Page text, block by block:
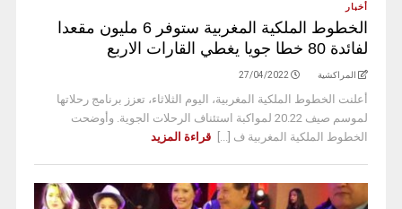
أخبار
الخطوط الملكية المغربية ستوفر 6 مليون مقعدا
لفائدة 80 خطا جويا يغطي القارات الاربع
المراكشية 27/04/2022
أعلنت الخطوط الملكية المغربية، اليوم الثلاثاء، تعزز برنامج رحلاتها
لموسم صيف 20.22 لمواكبة استئناف الرحلات الجوية. وأوضحت
الخطوط الملكية المغربية ف [...]
قراءة المزيد